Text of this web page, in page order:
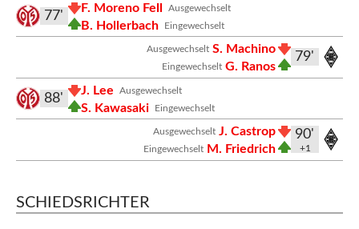
Ausgewechselt
F. Moreno Fell
Eingewechselt
B. Hollerbach
77'
79'
Ausgewechselt S. Machino
Eingewechselt G. Ranos
Ausgewechselt
J. Lee
Eingewechselt
S. Kawasaki
88'
90'
+1
Ausgewechselt J. Castrop
Eingewechselt M. Friedrich
SCHIEDSRICHTER